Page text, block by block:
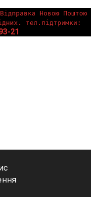
Новою Поштою
тел.підтримки:
21